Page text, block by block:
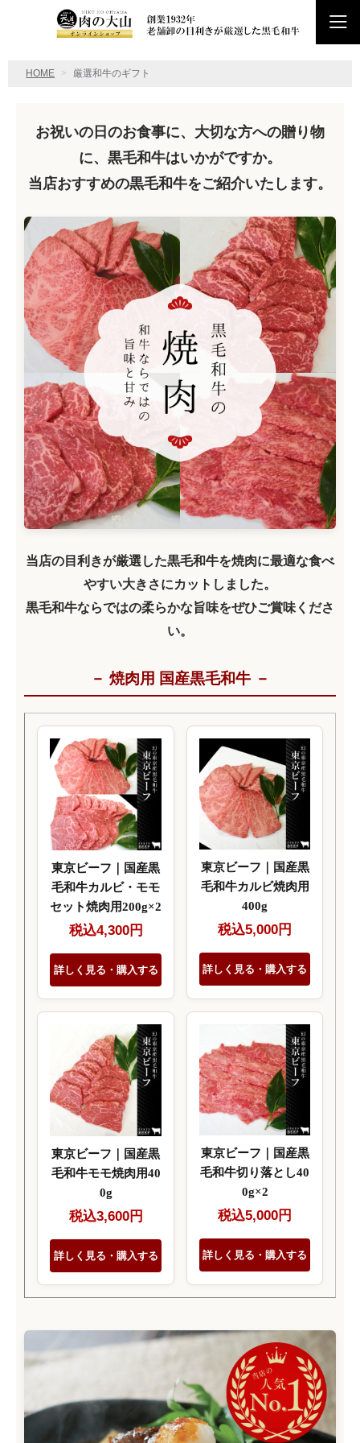
HOME 厳選和牛のギフト
お祝いの日のお食事に、大切な方への贈り物
に、黒毛和牛はいかがですか。
当店おすすめの黒毛和牛をご紹介いたします。
当店の目利きが厳選した黒毛和牛を焼肉に最適な食べ
やすい大きさにカットしました。
黒毛和牛ならではの柔らかな旨味をぜひご賞味くださ
い。
－ 焼肉用 国産黒毛和牛 －
東京ビーフ｜国産黒
毛和牛カルビ・モモ
セット焼肉用200g×2
税込4,300円
詳しく見る・購入する
東京ビーフ｜国産黒
毛和牛カルビ焼肉用
400g
税込5,000円
詳しく見る・購入する
東京ビーフ｜国産黒
毛和牛モモ焼肉用40
0g
税込3,600円
詳しく見る・購入する
東京ビーフ｜国産黒
毛和牛切り落とし40
0g×2
税込5,000円
詳しく見る・購入する